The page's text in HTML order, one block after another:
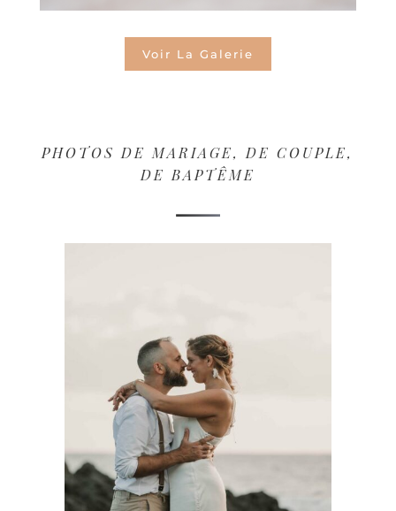
Voir La Galerie
PHOTOS DE MARIAGE, DE COUPLE,
DE BAPTÊME